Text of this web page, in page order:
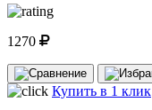
1270
Купить в 1 клик